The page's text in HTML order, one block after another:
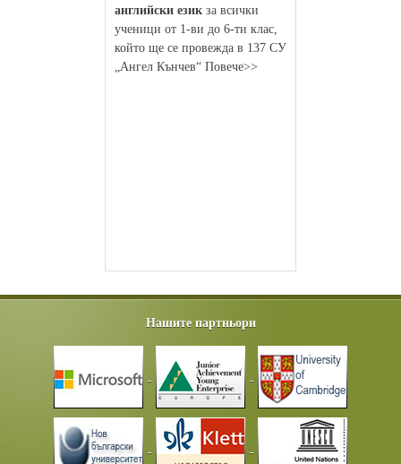
английски език за всички
ученици от 1-ви до 6-ти клас,
който ще се провежда в 137 СУ
„Ангел Кънчев“ Повече>>
Нашите партньори